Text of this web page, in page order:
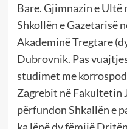
Bare. Gjimnazin e
Shkollën e Gazetarisë
Akademinë Tregtare
Dubrovnik. Pas
studimet me
Zagrebit në Fakultetin
përfundon Shkallën e
ka lënë dy fëmijë